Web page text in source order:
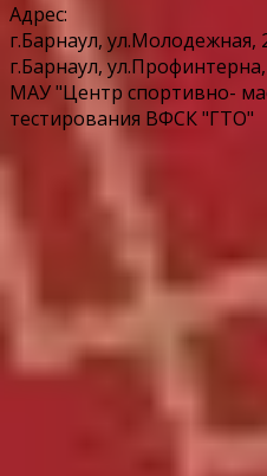
Адрес:
г.Барнаул, ул.Молодежная,
г.Барнаул,
МАУ "Центр спортивно-
тестирования ВФСК "ГТО"